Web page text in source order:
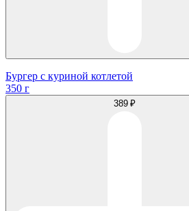
Бургер с куриной котлетой
350 г
389 ₽